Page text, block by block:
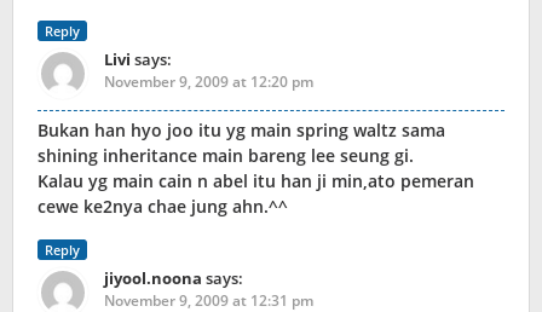
Reply
Livi says:
November 9, 2009 at 12:20 pm
Bukan han hyo joo itu yg main spring waltz sama
shining inheritance main bareng lee seung gi.
Kalau yg main cain n abel itu han ji min,ato pemeran
cewe ke2nya chae jung ahn.^^
Reply
jiyool.noona says:
November 9, 2009 at 12:31 pm